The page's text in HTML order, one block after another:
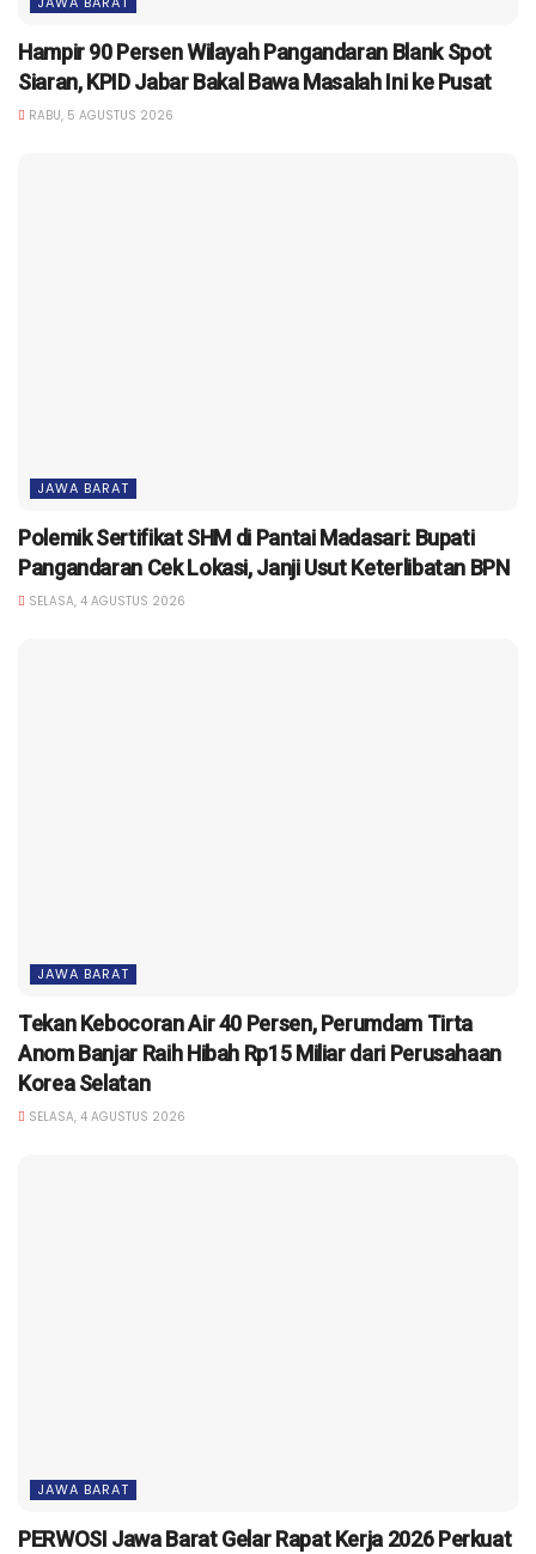
Hampir 90 Persen Wilayah Pangandaran Blank Spot
Siaran, KPID Jabar Bakal Bawa Masalah Ini ke Pusat
RABU, 5 AGUSTUS 2026
JAWA BARAT
Polemik Sertifikat SHM di Pantai Madasari: Bupati
Pangandaran Cek Lokasi, Janji Usut Keterlibatan BPN
SELASA, 4 AGUSTUS 2026
JAWA BARAT
Tekan Kebocoran Air 40 Persen, Perumdam Tirta
Anom Banjar Raih Hibah Rp15 Miliar dari Perusahaan
Korea Selatan
SELASA, 4 AGUSTUS 2026
JAWA BARAT
PERWOSI Jawa Barat Gelar Rapat Kerja 2026 Perkuat